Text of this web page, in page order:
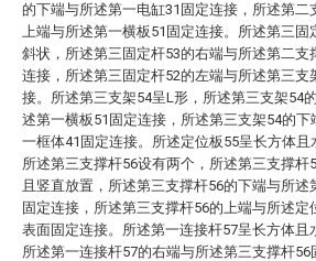
的下端与所述第一电缸31固定连接，所述第二
上端与所述第一横板51固定连接。所述第三固
斜状，所述第三固定杆53的右端与所述第二支
连接，所述第三固定杆52的左端与所述第三支
接。所述第三支架54呈L形，所述第三支架54
述第一横板51固定连接，所述第三支架54的下
一框体41固定连接。所述定位板55呈长方体且
所述第三支撑杆56设有两个，所述第三支撑杆
且竖直放置，所述第三支撑杆56的下端与所述
固定连接，所述第三支撑杆56的上端与所述定
表面固定连接。所述第一连接杆57呈长方体且
所述第一连接杆57的右端与所述第三支撑杆56